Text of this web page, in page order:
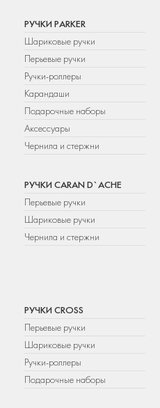
РУЧКИ PARKER
Шариковые ручки
Перьевые ручки
Ручки-роллеры
Карандаши
Подарочные наборы
Аксессуары
Чернила и стержни
РУЧКИ CARAN D`ACHE
Перьевые ручки
Шариковые ручки
Чернила и стержни
РУЧКИ CROSS
Перьевые ручки
Шариковые ручки
Ручки-роллеры
Подарочные наборы